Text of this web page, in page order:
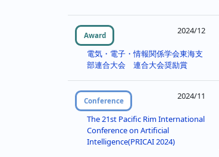
Award 2024/12
電気・電子・情報関係学会東海支
部連合大会 連合大会奨励賞
Conference 2024/11
The 21st Pacific Rim International
Conference on Artificial
Intelligence(PRICAI 2024)